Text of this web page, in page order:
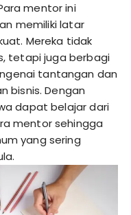
mentor ini
memiliki latar
Mereka tidak
tetapi juga berbagi
tantangan dan
bisnis. Dengan
dapat belajar dari
mentor sehingga
yang sering